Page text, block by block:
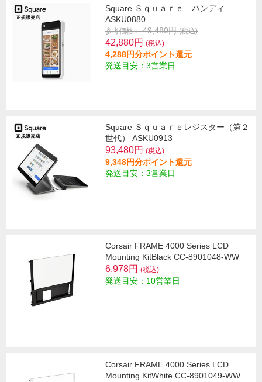
Square Ｓｑｕａｒｅ ハンディ
ASKU0880
参考価格： 49,480円(税込)
42,880円 (税込)
4,288円分ポイント還元
発送目安：3営業日
Square Ｓｑｕａｒｅレジスター（第２
世代） ASKU0913
93,480円 (税込)
9,348円分ポイント還元
発送目安：3営業日
Corsair FRAME 4000 Series LCD
Mounting KitBlack CC-8901048-WW
6,978円 (税込)
発送目安：10営業日
Corsair FRAME 4000 Series LCD
Mounting KitWhite CC-8901049-WW